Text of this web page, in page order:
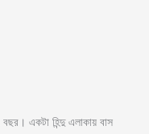
একটা হিন্দু এলাকায় বাস